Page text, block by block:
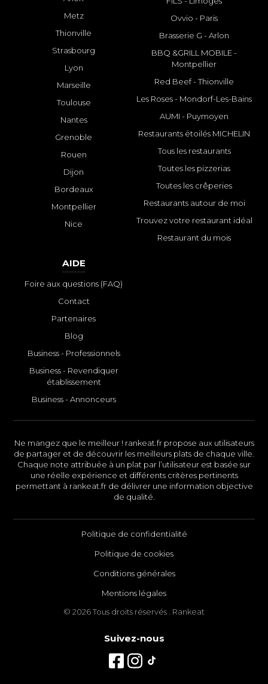
Metz
Thionville
Strasbourg
Lyon
Marseille
Toulouse
Nantes
Grenoble
Rouen
Dijon
Bordeaux
Montpellier
Nice
Ovvio - Paris
Brasserie G - Arlon
BBQ &GRILL MOBILE -
Montpellier
Red Beef - Thionville
Les Roses - Mondorf-Les-Bains
AUMI - Puymoyen
Restaurants étoilés MICHELIN
Tous les restaurants
Toutes les pizzerias
Toutes les crêperies
Restaurants autour de moi
Trouvez votre restaurant idéal
Restaurant du mois
AIDE
Foire aux questions (FAQ)
Contact
Partenaires
Blog
Business - Professionnels
Business - Revendiquer
établissement
Business - Annonceurs
Ne mangez que le meilleur ! rankeat.fr propose aux utilisateurs
de partager et de découvrir les meilleurs plats de chaque ville.
Chaque note attribuée à un plat par l’utilisateur est basée sur
une réelle expérience et différents critères pertinents
permettant à rankeat.fr de délivrer une information objective
de qualité.
Politique de confidentialité
Politique de cookies
Conditions générales
Mentions légales
© 2026 Tous droits réservés . Rankeat
Suivez-nous